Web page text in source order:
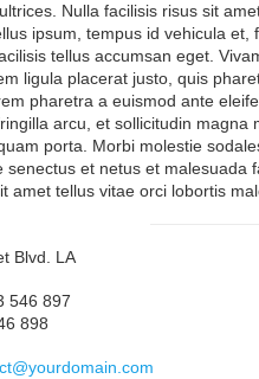
Nulla facilisis risus sit
ipsum, tempus id vehicula et,
tellus accumsan eget.
ligula placerat justo, quis
pharetra a euismod ante
arcu, et sollicitudin magna
porta. Morbi molestie
senectus et netus et malesuada
amet tellus vitae orci lobortis
Blvd. LA
546 897
898